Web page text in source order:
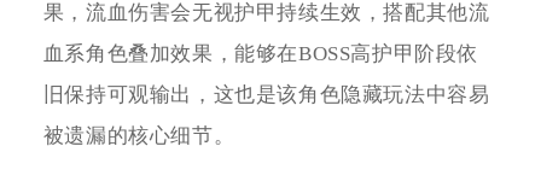
果，流血伤害会无视护甲持续生效，搭配其他流
血系角色叠加效果，能够在BOSS高护甲阶段依
旧保持可观输出，这也是该角色隐藏玩法中容易
被遗漏的核心细节。